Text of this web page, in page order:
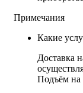
Примечания
Какие
Доставка
Подъём на